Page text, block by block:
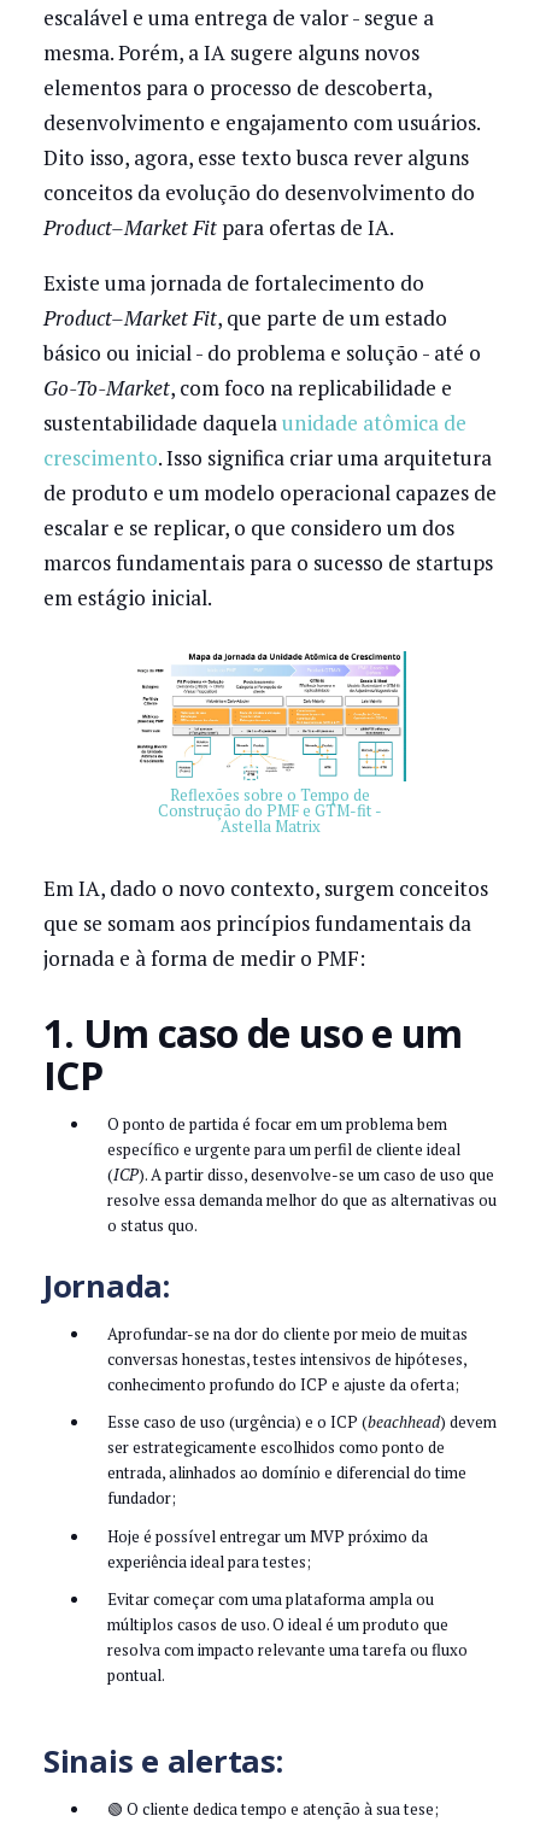
escalável e uma entrega de valor - segue a
mesma. Porém, a IA sugere alguns novos
elementos para o processo de descoberta,
desenvolvimento e engajamento com usuários.
Dito isso, agora, esse texto busca rever alguns
conceitos da evolução do desenvolvimento do
Product–Market Fitpara ofertas de IA.
Existe uma jornada de fortalecimento do
Product–Market Fit, que parte de um estado
básico ou inicial - do problema e solução - até o
Go-To-Market, com foco na replicabilidade e
sustentabilidade daquelaunidade atômica de
crescimento. Isso significa criar uma arquitetura
de produto e um modelo operacional capazes de
escalar e se replicar, o que considero um dos
marcos fundamentais para o sucesso de startups
em estágio inicial.
Reflexões sobre o Tempo de
Construção do PMF e GTM-fit -
Astella Matrix
Em IA, dado o novo contexto, surgem conceitos
que se somam aos princípios fundamentais da
jornada e à forma de medir o PMF:
1. Um caso de uso e um
ICP
O ponto de partida é focar em um problema bem
específico e urgente para um perfil de cliente ideal
(ICP). A partir disso, desenvolve-se um caso de uso que
resolve essa demanda melhor do que as alternativas ou
o status quo.
Jornada:
Aprofundar-se na dor do cliente por meio de muitas
conversas honestas, testes intensivos de hipóteses,
conhecimento profundo do ICP e ajuste da oferta;
Esse caso de uso (urgência) e o ICP (beachhead) devem
ser estrategicamente escolhidos como ponto de
entrada, alinhados ao domínio e diferencial do time
fundador;
Hoje é possível entregar um MVP próximo da
experiência ideal para testes;
Evitar começar com uma plataforma ampla ou
múltiplos casos de uso. O ideal é um produto que
resolva com impacto relevante uma tarefa ou fluxo
pontual.
Sinais e alertas:
🟢 O cliente dedica tempo e atenção à sua tese;